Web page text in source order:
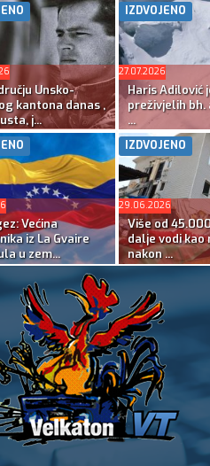
Unsko-
kantona danas ,
j...
IZDVOJENO
27.07.2026
Haris Adilović
preživjelih bh.
...
Većina
iz La Gvaire
u zem...
IZDVOJENO
29.06.2026
Više od
dalje vodi kao
nakon ...